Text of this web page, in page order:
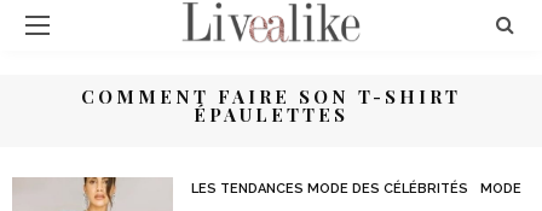
COMMENT FAIRE SON T-SHIRT
ÉPAULETTES
LES TENDANCES MODE DES CÉLÉBRITÉS MODE